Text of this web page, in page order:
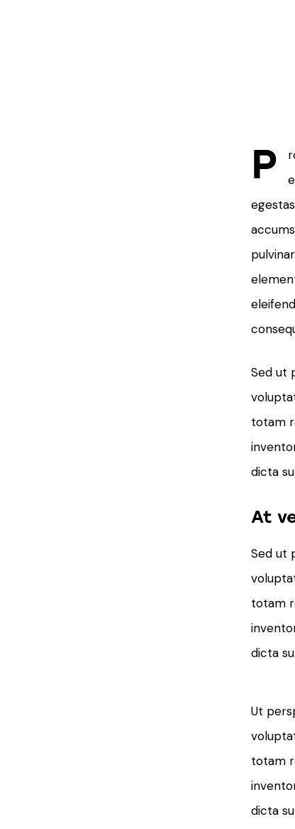
P
Sed ut
totam
dicta
At
Sed ut
totam
dicta
Ut
totam
dicta